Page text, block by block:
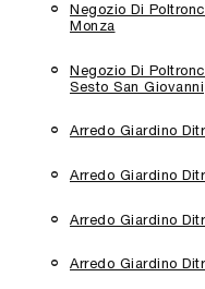
Negozio Di
Monza
Negozio Di
Sesto San Giovanni
Arredo Giardino
Arredo Giardino
Arredo Giardino
Arredo Giardino